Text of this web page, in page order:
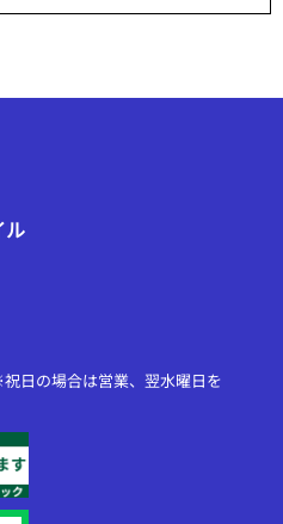
ル
日の場合は営業、翌水曜日を